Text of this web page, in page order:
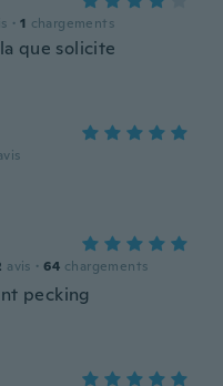
· 1 chargements
que solicite
avis · 64 chargements
pecking